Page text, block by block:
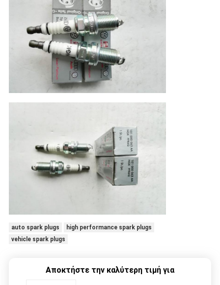
auto spark plugs
high performance spark plugs
vehicle spark plugs
Αποκτήστε την καλύτερη τιμή για